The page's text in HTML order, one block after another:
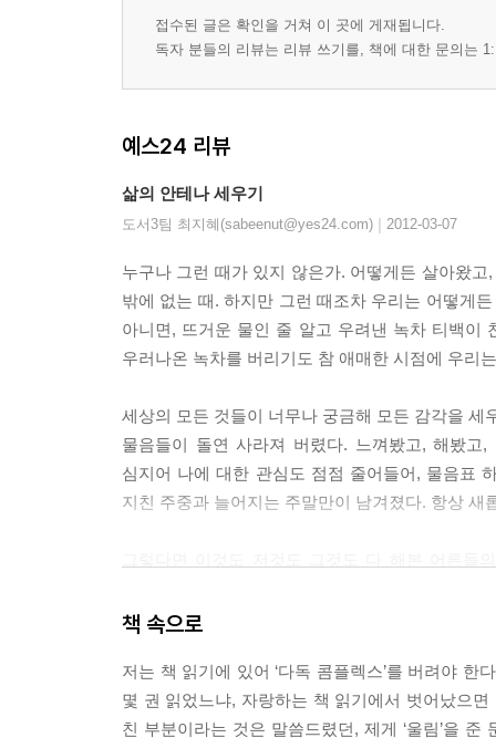
접수된 글은 확인을 거쳐 이 곳에 게재됩니다.
독자 분들의 리뷰는 리뷰 쓰기를, 책에 대한 문의는
예스24 리뷰
삶의 안테나 세우기
도서3팀 최지혜(sabeenut@yes24.com) | 2012-03-07
누구나 그런 때가 있지 않은가. 어떻게든 살아왔
밖에 없는 때. 하지만 그런 때조차 우리는 어떻게
아니면, 뜨거운 물인 줄 알고 우려낸 녹차 티백이
우러나온 녹차를 버리기도 참 애매한 시점에 우리
세상의 모든 것들이 너무나 궁금해 모든 감각을
물음들이 돌연 사라져 버렸다. 느껴봤고, 해봤
심지어 나에 대한 관심도 점점 줄어들어, 물음표
지친 주중과 늘어지는 주말만이 남겨졌다. 항상
것’이라는 카프카의 말을 인용한 이 책은 제목 그
7년 전 나는, 그의 강의를 손꼽아 기다리던 광고
책 속으로
저는 책 읽기에 있어 ‘다독 콤플렉스’를 버려야
몇 권 읽었느냐, 자랑하는 책 읽기에서 벗어났으
친 부분이라는 것은 말씀드렸던, 제게 ‘울림’을